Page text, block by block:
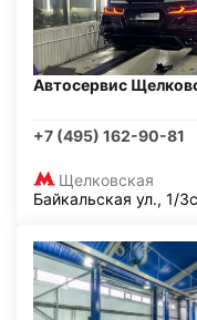
Автосервис
+7 (495) 162-90-81
Щелковская
Байкальская ул., 1/